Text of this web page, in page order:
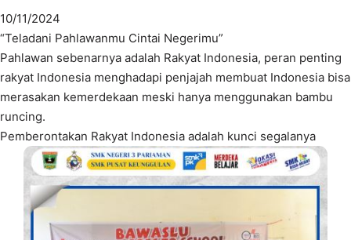
10/11/2024
“Teladani Pahlawanmu Cintai Negerimu”
Pahlawan sebenarnya adalah Rakyat Indonesia, peran penting
rakyat Indonesia menghadapi penjajah membuat Indonesia bisa
merasakan kemerdekaan meski hanya menggunakan bambu
runcing.
Pemberontakan Rakyat Indonesia adalah kunci segalanya